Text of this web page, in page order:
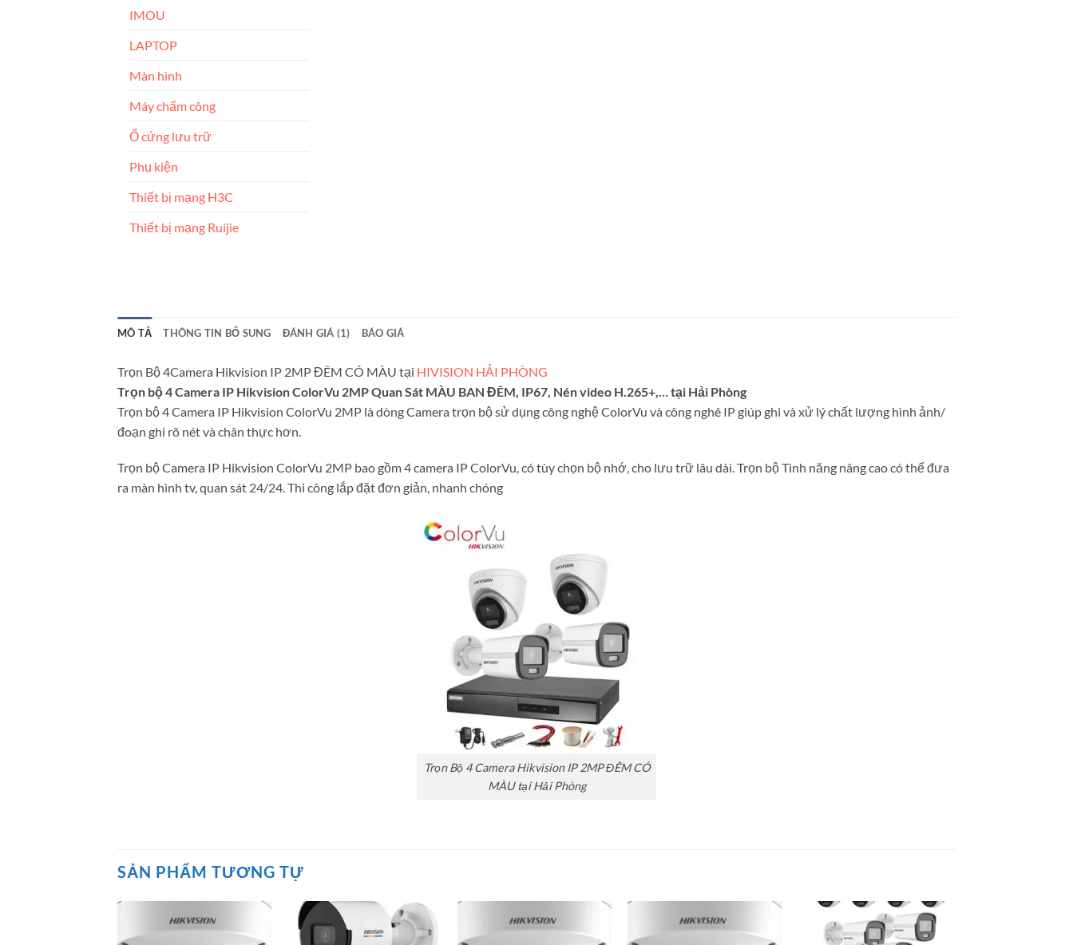
IMOU
LAPTOP
Màn hình
Máy chấm công
Ổ cứng lưu trữ
Phụ kiện
Thiết bị mạng H3C
Thiết bị mạng Ruijie
MÔ TẢ THÔNG TIN BỔ SUNG ĐÁNH GIÁ (1) BÁO GIÁ
Trọn Bộ 4Camera Hikvision IP 2MP ĐÊM CÓ MÀU tại HIVISION HẢI PHÒNG
Trọn bộ 4 Camera IP Hikvision ColorVu 2MP Quan Sát MÀU BAN ĐÊM, IP67, Nén video H.265+,… tại Hải Phòng
Trọn bộ 4 Camera IP Hikvision ColorVu 2MP là dòng Camera trọn bộ sử dụng công nghệ ColorVu và công nghê IP giúp ghi và xử lý chất lượng hình ảnh/
đoạn ghi rõ nét và chân thực hơn.
Trọn bộ Camera IP Hikvision ColorVu 2MP bao gồm 4 camera IP ColorVu, có tùy chọn bộ nhớ, cho lưu trữ lâu dài. Trọn bộ Tình năng nâng cao có thể đưa
ra màn hình tv, quan sát 24/24. Thi công lắp đặt đơn giản, nhanh chóng
Trọn Bộ 4 Camera Hikvision IP 2MP ĐÊM CÓ
MÀU tại Hải Phòng
SẢN PHẨM TƯƠNG TỰ